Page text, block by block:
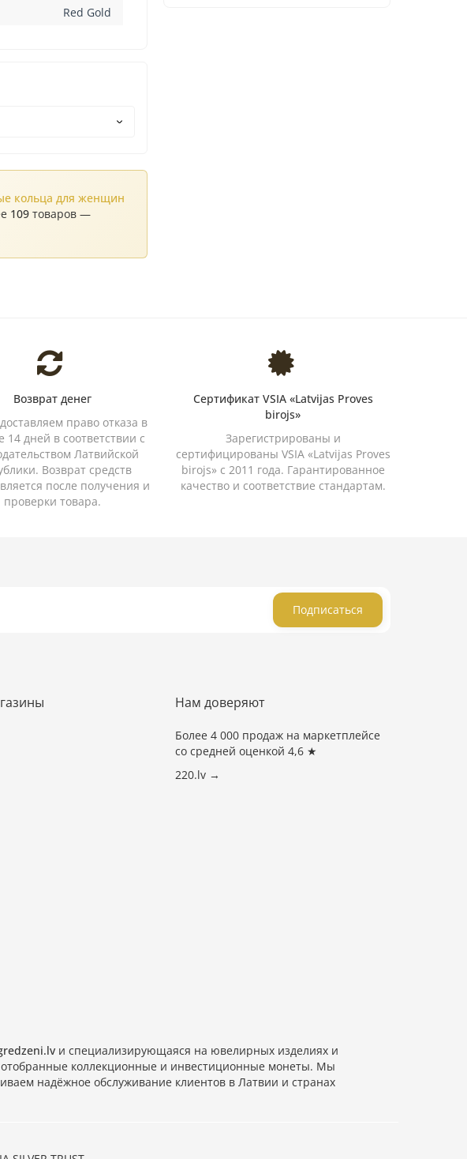
Red Gold
кольца для женщин
109 товаров —
Возврат денег
право отказа в
14 дней в соответствии с
Латвийской
Возврат средств
после получения и
проверки товара.
Сертификат VSIA «Latvijas Proves
birojs»
Зарегистрированы и
сертифицированы VSIA «Latvijas Proves
birojs» с 2011 года. Гарантированное
качество и соответствие стандартам.
Подписаться
Нам доверяют
Более 4 000 продаж на маркетплейсе
со средней оценкой 4,6 ★
220.lv →
и специализирующаяся на ювелирных изделиях и
коллекционные и инвестиционные монеты. Мы
надёжное обслуживание клиентов в Латвии и странах